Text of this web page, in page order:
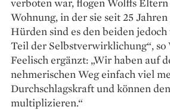
Wohnung, in der sie seit 25
Hürden sind es den beiden jedoch
Teil der Selbstverwirklichung“, so
Feelisch ergänzt: „Wir haben auf
nehmerischen Weg einfach viel
Durchschlagskraft und können
multiplizieren.“